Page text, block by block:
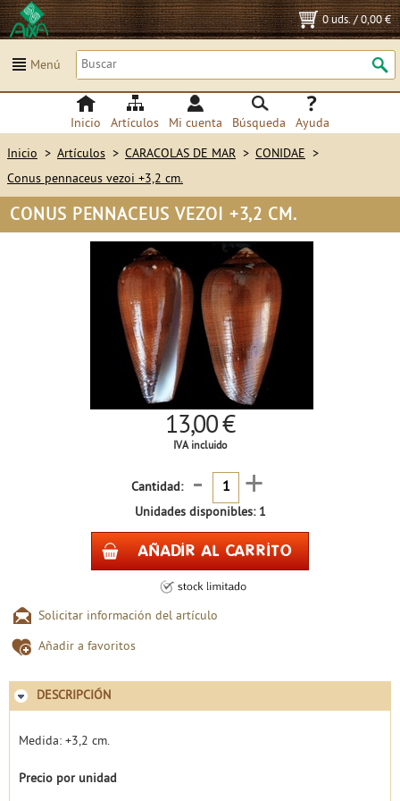
0 uds./0,00 €
Menú
Inicio Artículos Mi cuenta Búsqueda Ayuda
Inicio > Artículos > CARACOLAS DE MAR > CONIDAE >
Conus pennaceus vezoi +3,2 cm.
CONUS PENNACEUS VEZOI +3,2 CM.
13,00 €
IVA incluido
Cantidad: - +
Unidades disponibles: 1
Solicitar información del artículo
Añadir a favoritos
DESCRIPCIÓN
Medida: +3,2 cm.
Precio por unidad